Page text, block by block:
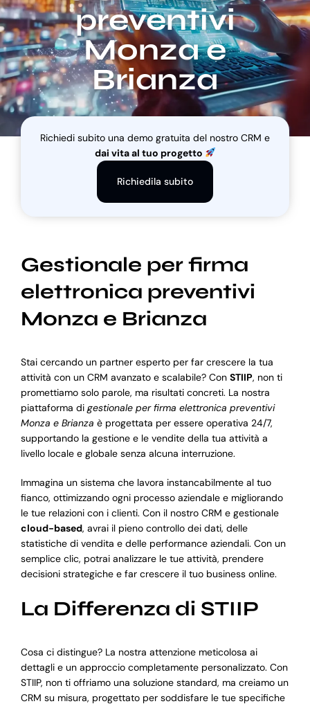
Blog
Supporto
preventivi
Monza e
Brianza
Richiedi subito una demo gratuita del nostro CRM e
dai vita al tuo progetto
Richiedila subito
Gestionale per firma
elettronica preventivi
Monza e Brianza
Stai cercando un partner esperto per far crescere la tua
attività con un CRM avanzato e scalabile? Con STIIP, non ti
promettiamo solo parole, ma risultati concreti. La nostra
piattaforma di gestionale per firma elettronica preventivi
Monza e Brianza è progettata per essere operativa 24/7,
supportando la gestione e le vendite della tua attività a
livello locale e globale senza alcuna interruzione.
Immagina un sistema che lavora instancabilmente al tuo
fianco, ottimizzando ogni processo aziendale e migliorando
le tue relazioni con i clienti. Con il nostro CRM e gestionale
cloud-based, avrai il pieno controllo dei dati, delle
statistiche di vendita e delle performance aziendali. Con un
semplice clic, potrai analizzare le tue attività, prendere
decisioni strategiche e far crescere il tuo business online.
La Differenza di STIIP
Cosa ci distingue? La nostra attenzione meticolosa ai
dettagli e un approccio completamente personalizzato. Con
STIIP, non ti offriamo una soluzione standard, ma creiamo un
CRM su misura, progettato per soddisfare le tue specifiche